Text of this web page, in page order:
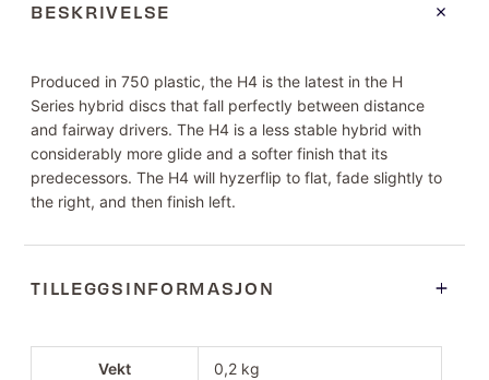
BESKRIVELSE
Produced in 750 plastic, the H4 is the latest in the H
Series hybrid discs that fall perfectly between distance
and fairway drivers. The H4 is a less stable hybrid with
considerably more glide and a softer finish that its
predecessors. The H4 will hyzerflip to flat, fade slightly to
the right, and then finish left.
TILLEGGSINFORMASJON
Vekt 0,2 kg